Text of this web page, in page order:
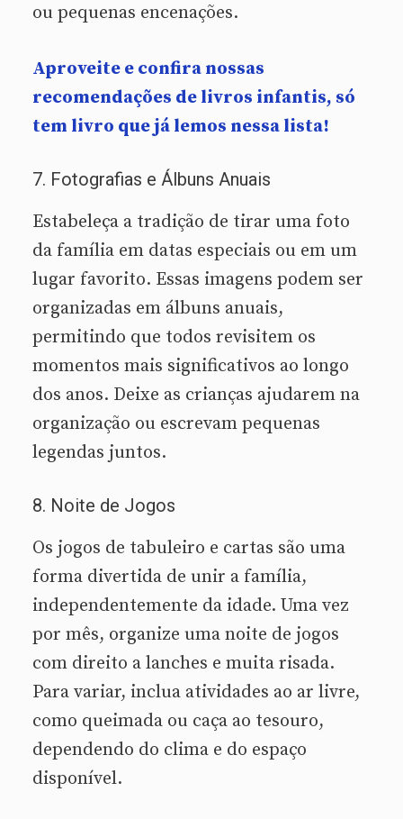
ou pequenas encenações.
Aproveite e confira nossas
recomendações de livros infantis, só
tem livro que já lemos nessa lista!
7. Fotografias e Álbuns Anuais
Estabeleça a tradição de tirar uma foto
da família em datas especiais ou em um
lugar favorito. Essas imagens podem ser
organizadas em álbuns anuais,
permitindo que todos revisitem os
momentos mais significativos ao longo
dos anos. Deixe as crianças ajudarem na
organização ou escrevam pequenas
legendas juntos.
8. Noite de Jogos
Os jogos de tabuleiro e cartas são uma
forma divertida de unir a família,
independentemente da idade. Uma vez
por mês, organize uma noite de jogos
com direito a lanches e muita risada.
Para variar, inclua atividades ao ar livre,
como queimada ou caça ao tesouro,
dependendo do clima e do espaço
disponível.